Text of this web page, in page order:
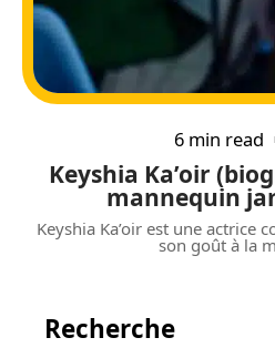
6 min read
Keyshia Ka’oir
mannequin
Keyshia Ka’oir est une actrice
son goût à la
Recherche